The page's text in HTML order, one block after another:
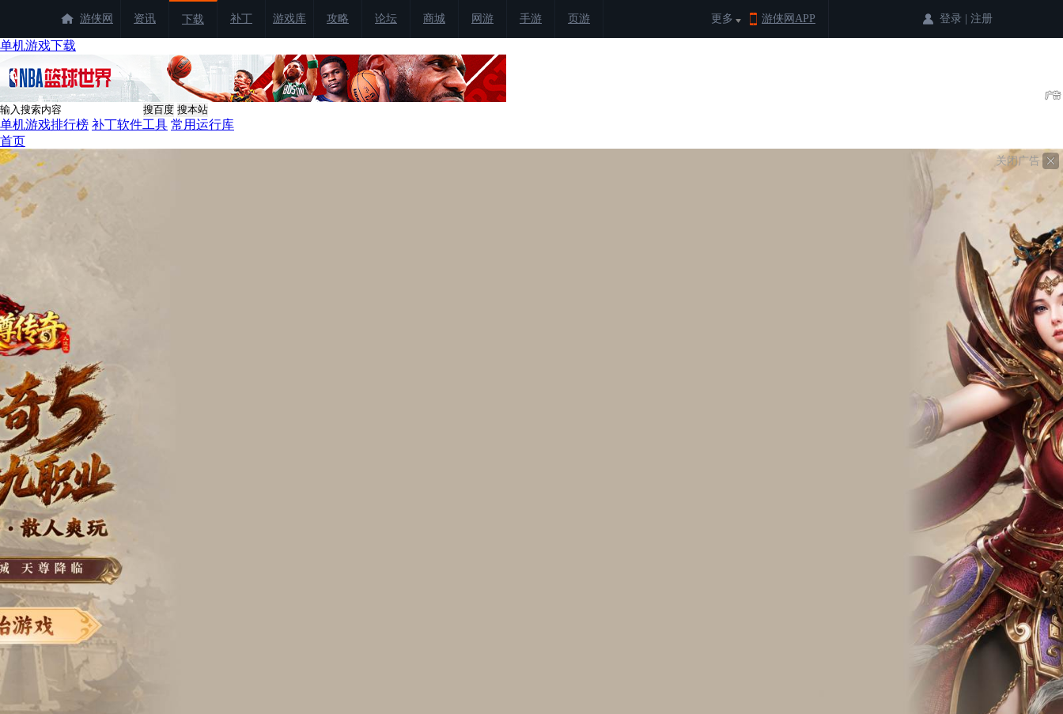
关闭广告
游侠网 资讯 下载 补丁 游戏库 攻略 论坛 商城 网游 手游 页游 更多 游侠网APP 登录 | 注册
单机游戏下载
单机游戏排行榜 补丁软件工具 常用运行库
首页
找游戏
找补丁
单机游戏
网络游戏
经典单机
游侠商城
热门游戏
龙虾霸王服
|
魔兽争霸3
|
超变单职业
|
红色警戒2
刀刀暴击
侠盗猎车手
|
SCS赛事专区
|
坦克世界
|
植物大战僵尸
|
战舰世界
近期新作
龙之剑
|
艾恩葛朗特
幻兽帕鲁1.0